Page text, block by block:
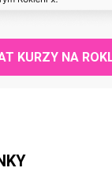
KURZY NA